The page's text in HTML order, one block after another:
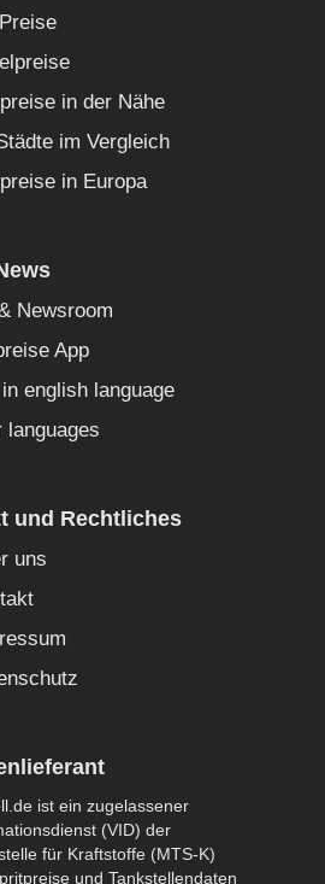
in der Nähe
im Vergleich
in Europa
Newsroom
App
in english language
languages
und Rechtliches
uns
ist ein zugelassener
(VID) der
für Kraftstoffe (MTS-K)
und Tankstellendaten